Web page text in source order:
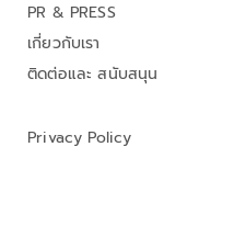
PR & PRESS
เกี่ยวกับเรา
ติดต่อและ สนับสนุน
Privacy Policy